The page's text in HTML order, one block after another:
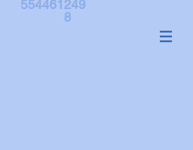
554461249
8